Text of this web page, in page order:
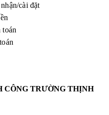
cài đặt
CÔNG TRƯỜNG THỊNH